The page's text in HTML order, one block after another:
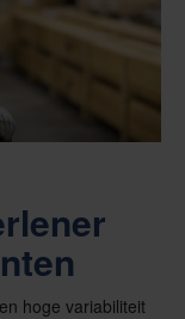
hoge variabiliteit